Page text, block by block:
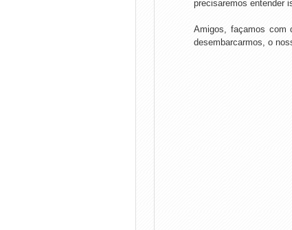
precisaremos entender
Amigos, façamos com
desembarcarmos, o